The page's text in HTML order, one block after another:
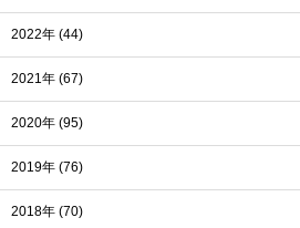
2022年 (44)
2021年 (67)
2020年 (95)
2019年 (76)
2018年 (70)